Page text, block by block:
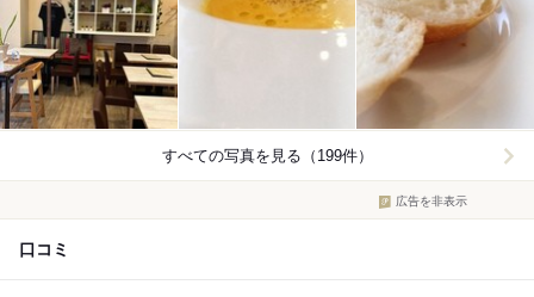
すべての写真を見る（199件）
広告を非表示
口コミ